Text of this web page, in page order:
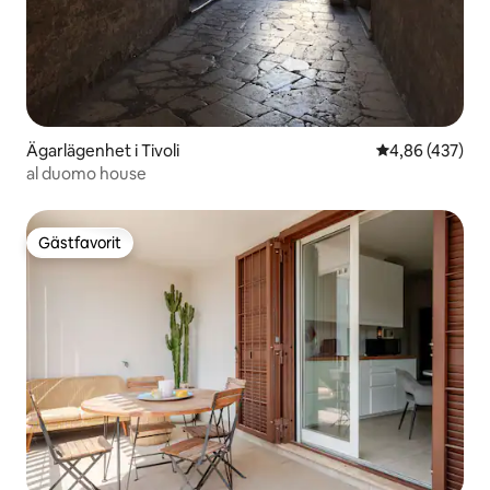
Ägarlägenhet i Tivoli 4,86 av 5 i
4,86 (437)
al duomo house
Gästfavorit
Gästfavorit